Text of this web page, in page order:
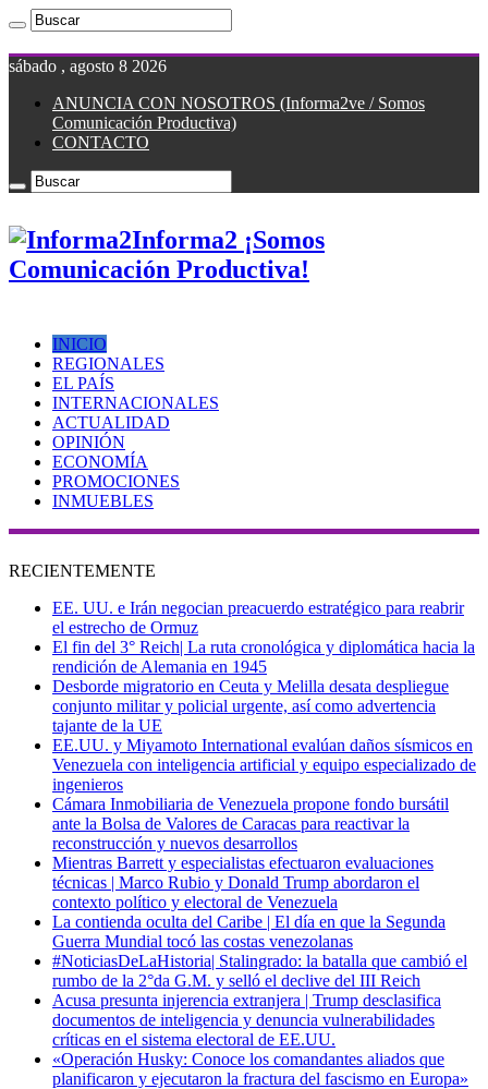
sábado , agosto 8 2026
ANUNCIA CON NOSOTROS (Informa2ve / Somos
Comunicación Productiva)
CONTACTO
Informa2 ¡Somos
Comunicación Productiva!
INICIO
REGIONALES
EL PAÍS
INTERNACIONALES
ACTUALIDAD
OPINIÓN
ECONOMÍA
PROMOCIONES
INMUEBLES
RECIENTEMENTE
EE. UU. e Irán negocian preacuerdo estratégico para reabrir
el estrecho de Ormuz
El fin del 3° Reich| La ruta cronológica y diplomática hacia la
rendición de Alemania en 1945
Desborde migratorio en Ceuta y Melilla desata despliegue
conjunto militar y policial urgente, así como advertencia
tajante de la UE
EE.UU. y Miyamoto International evalúan daños sísmicos en
Venezuela con inteligencia artificial y equipo especializado de
ingenieros
Cámara Inmobiliaria de Venezuela propone fondo bursátil
ante la Bolsa de Valores de Caracas para reactivar la
reconstrucción y nuevos desarrollos
Mientras Barrett y especialistas efectuaron evaluaciones
técnicas | Marco Rubio y Donald Trump abordaron el
contexto político y electoral de Venezuela
La contienda oculta del Caribe | El día en que la Segunda
Guerra Mundial tocó las costas venezolanas
#NoticiasDeLaHistoria| Stalingrado: la batalla que cambió el
rumbo de la 2°da G.M. y selló el declive del III Reich
Acusa presunta injerencia extranjera | Trump desclasifica
documentos de inteligencia y denuncia vulnerabilidades
críticas en el sistema electoral de EE.UU.
«Operación Husky: Conoce los comandantes aliados que
planificaron y ejecutaron la fractura del fascismo en Europa»